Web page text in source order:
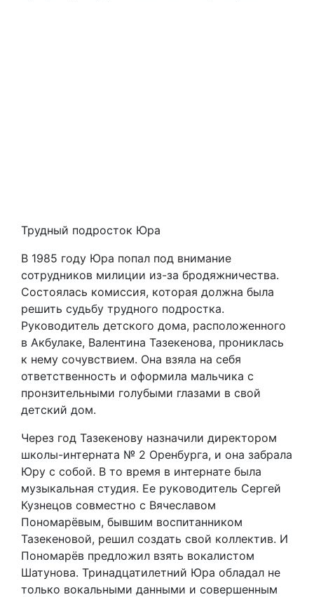
Трудный подросток Юра
В 1985 году Юра попал под внимание
сотрудников милиции из-за бродяжничества.
Состоялась комиссия, которая должна была
решить судьбу трудного подростка.
Руководитель детского дома, расположенного
в Акбулаке, Валентина Тазекенова, прониклась
к нему сочувствием. Она взяла на себя
ответственность и оформила мальчика с
пронзительными голубыми глазами в свой
детский дом.
Через год Тазекенову назначили директором
школы-интерната № 2 Оренбурга, и она забрала
Юру с собой. В то время в интернате была
музыкальная студия. Ее руководитель Сергей
Кузнецов совместно с Вячеславом
Пономарёвым, бывшим воспитанником
Тазекеновой, решил создать свой коллектив. И
Пономарёв предложил взять вокалистом
Шатунова. Тринадцатилетний Юра обладал не
только вокальными данными и совершенным